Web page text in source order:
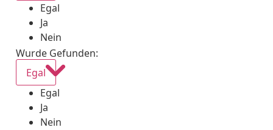
Egal
Ja
Nein
Wurde Gefunden:
Egal
Egal
Ja
Nein